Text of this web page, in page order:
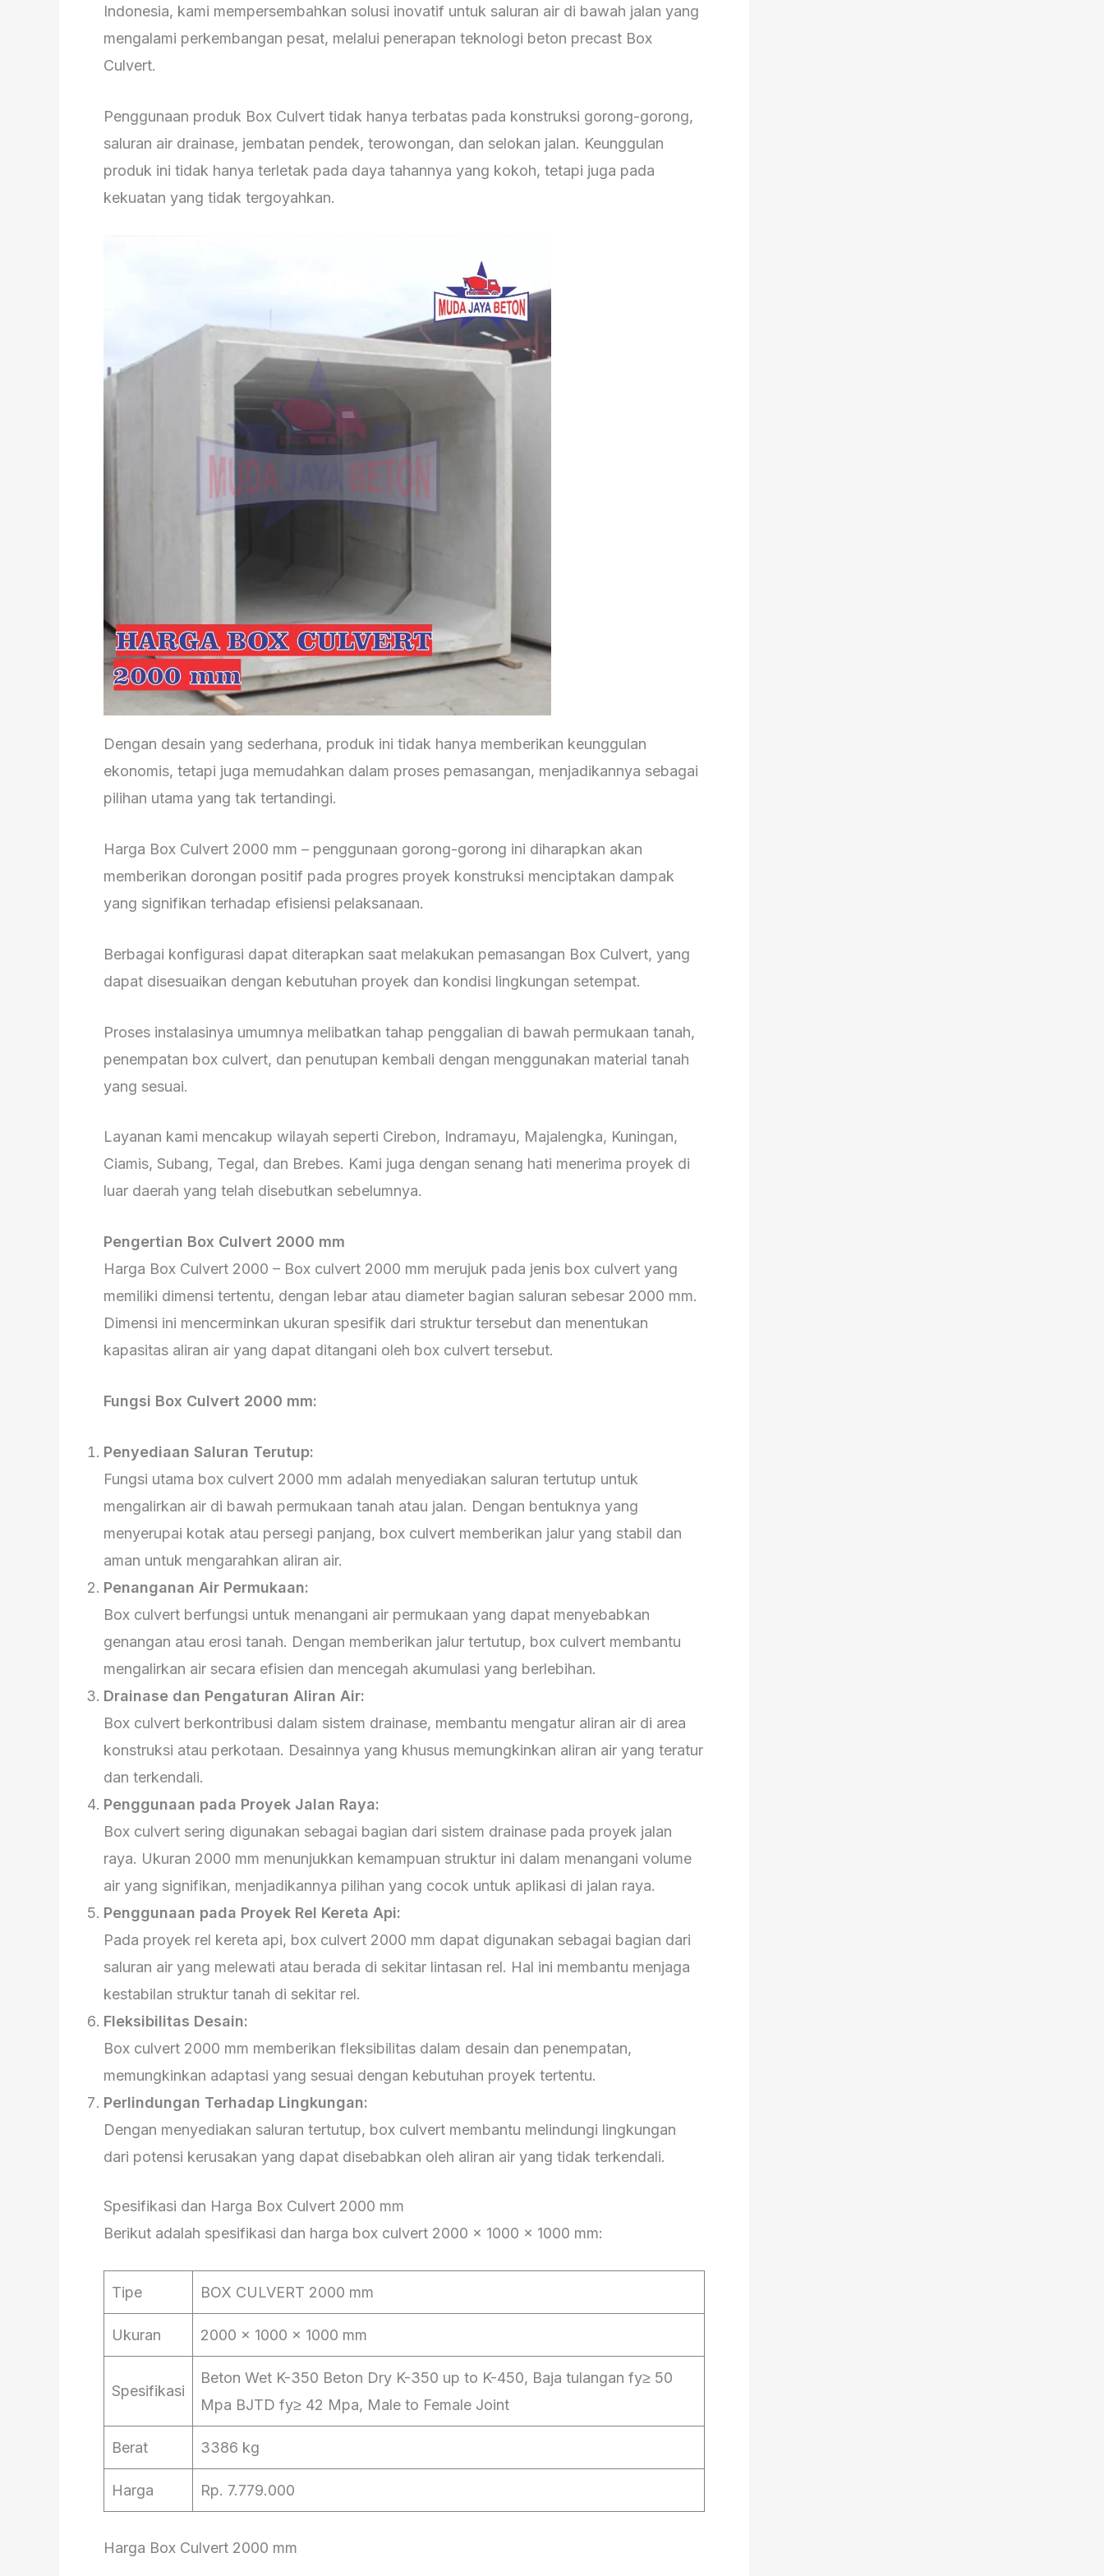
Indonesia, kami mempersembahkan solusi inovatif untuk saluran air di bawah jalan yang
mengalami perkembangan pesat, melalui penerapan teknologi beton precast Box
Culvert.
Penggunaan produk Box Culvert tidak hanya terbatas pada konstruksi gorong-gorong,
saluran air drainase, jembatan pendek, terowongan, dan selokan jalan. Keunggulan
produk ini tidak hanya terletak pada daya tahannya yang kokoh, tetapi juga pada
kekuatan yang tidak tergoyahkan.
Dengan desain yang sederhana, produk ini tidak hanya memberikan keunggulan
ekonomis, tetapi juga memudahkan dalam proses pemasangan, menjadikannya sebagai
pilihan utama yang tak tertandingi.
Harga Box Culvert 2000 mm – penggunaan gorong-gorong ini diharapkan akan
memberikan dorongan positif pada progres proyek konstruksi menciptakan dampak
yang signifikan terhadap efisiensi pelaksanaan.
Berbagai konfigurasi dapat diterapkan saat melakukan pemasangan Box Culvert, yang
dapat disesuaikan dengan kebutuhan proyek dan kondisi lingkungan setempat.
Proses instalasinya umumnya melibatkan tahap penggalian di bawah permukaan tanah,
penempatan box culvert, dan penutupan kembali dengan menggunakan material tanah
yang sesuai.
Layanan kami mencakup wilayah seperti Cirebon, Indramayu, Majalengka, Kuningan,
Ciamis, Subang, Tegal, dan Brebes. Kami juga dengan senang hati menerima proyek di
luar daerah yang telah disebutkan sebelumnya.
Pengertian Box Culvert 2000 mm
Harga Box Culvert 2000 – Box culvert 2000 mm merujuk pada jenis box culvert yang
memiliki dimensi tertentu, dengan lebar atau diameter bagian saluran sebesar 2000 mm.
Dimensi ini mencerminkan ukuran spesifik dari struktur tersebut dan menentukan
kapasitas aliran air yang dapat ditangani oleh box culvert tersebut.
Fungsi Box Culvert 2000 mm:
Penyediaan Saluran Terutup:
Fungsi utama box culvert 2000 mm adalah menyediakan saluran tertutup untuk
mengalirkan air di bawah permukaan tanah atau jalan. Dengan bentuknya yang
menyerupai kotak atau persegi panjang, box culvert memberikan jalur yang stabil dan
aman untuk mengarahkan aliran air.
Penanganan Air Permukaan:
Box culvert berfungsi untuk menangani air permukaan yang dapat menyebabkan
genangan atau erosi tanah. Dengan memberikan jalur tertutup, box culvert membantu
mengalirkan air secara efisien dan mencegah akumulasi yang berlebihan.
Drainase dan Pengaturan Aliran Air:
Box culvert berkontribusi dalam sistem drainase, membantu mengatur aliran air di area
konstruksi atau perkotaan. Desainnya yang khusus memungkinkan aliran air yang teratur
dan terkendali.
Penggunaan pada Proyek Jalan Raya:
Box culvert sering digunakan sebagai bagian dari sistem drainase pada proyek jalan
raya. Ukuran 2000 mm menunjukkan kemampuan struktur ini dalam menangani volume
air yang signifikan, menjadikannya pilihan yang cocok untuk aplikasi di jalan raya.
Penggunaan pada Proyek Rel Kereta Api:
Pada proyek rel kereta api, box culvert 2000 mm dapat digunakan sebagai bagian dari
saluran air yang melewati atau berada di sekitar lintasan rel. Hal ini membantu menjaga
kestabilan struktur tanah di sekitar rel.
Fleksibilitas Desain:
Box culvert 2000 mm memberikan fleksibilitas dalam desain dan penempatan,
memungkinkan adaptasi yang sesuai dengan kebutuhan proyek tertentu.
Perlindungan Terhadap Lingkungan:
Dengan menyediakan saluran tertutup, box culvert membantu melindungi lingkungan
dari potensi kerusakan yang dapat disebabkan oleh aliran air yang tidak terkendali.
Spesifikasi dan Harga Box Culvert 2000 mm
Berikut adalah spesifikasi dan harga box culvert 2000 x 1000 x 1000 mm:
Tipe BOX CULVERT 2000 mm
Ukuran 2000 x 1000 x 1000 mm
Spesifikasi
Beton Wet K-350 Beton Dry K-350 up to K-450, Baja tulangan fy≥ 50
Mpa BJTD fy≥ 42 Mpa, Male to Female Joint
Berat 3386 kg
Harga Rp. 7.779.000
Harga Box Culvert 2000 mm